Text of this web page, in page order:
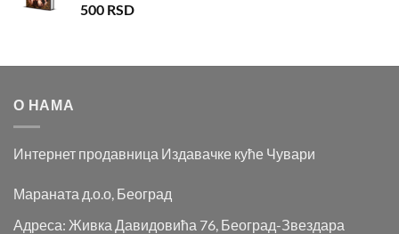
500 RSD
О НАМА
Интернет продавница Издавачке куће Чувари
Мараната д.о.о, Београд
Адреса: Живка Давидовића 76, Београд-Звездара